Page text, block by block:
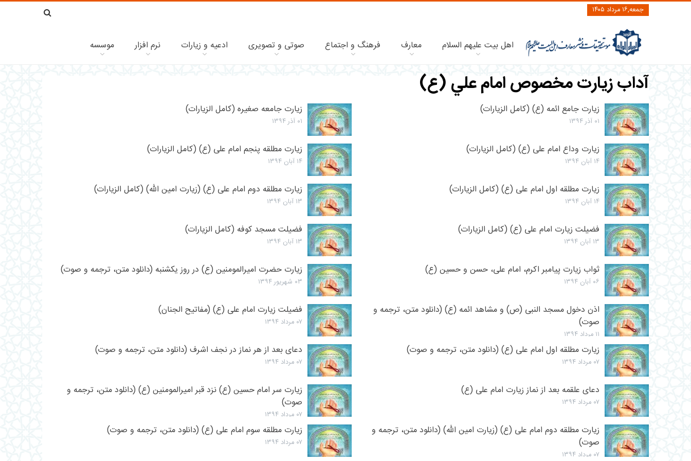
جمعه,۱۶ مرداد ۱۴۰۵
اهل بیت علیهم السلام معارف فرهنگ و اجتماع صوتی و تصویری ادعیه و زیارات نرم افزار موسسه
آداب زيارت مخصوص امام علي (ع)
زیارت جامع ائمه (ع) (کامل الزیارات)
۰۱ آذر ۱۳۹۴
زیارت جامعه صغیره (کامل الزیارات)
۰۱ آذر ۱۳۹۴
زیارت وداع امام علی (ع) (کامل الزیارات)
۱۴ آبان ۱۳۹۴
زیارت مطلقه پنجم امام علی (ع) (کامل الزیارات)
۱۴ آبان ۱۳۹۴
زیارت مطلقه اول امام علی (ع) (کامل الزیارات)
۱۴ آبان ۱۳۹۴
زیارت مطلقه دوم امام علی (ع) (زیارت امین الله) (کامل الزیارات)
۱۳ آبان ۱۳۹۴
فضیلت زیارت امام علی (ع) (کامل الزیارات)
۱۳ آبان ۱۳۹۴
فضیلت مسجد کوفه (کامل الزیارات)
۱۳ آبان ۱۳۹۴
ثواب زیارت پیامبر اکرم، امام علی، حسن و حسین (ع)
۰۶ آبان ۱۳۹۴
زیارت حضرت امیرالمومنین (ع) در روز یکشنبه (دانلود متن، ترجمه و صوت)
۰۳ شهریور ۱۳۹۴
اذن دخول مسجد النبی (ص) و مشاهد ائمه (ع) (دانلود متن، ترجمه و
صوت)
۱۱ مرداد ۱۳۹۴
فضیلت زیارت امام علی (ع) (مفاتیح الجنان)
۰۷ مرداد ۱۳۹۴
زیارت مطلقه اول امام علی (ع) (دانلود متن، ترجمه و صوت)
۰۷ مرداد ۱۳۹۴
دعای بعد از هر نماز در نجف اشرف (دانلود متن، ترجمه و صوت)
۰۷ مرداد ۱۳۹۴
دعای علقمه بعد از نماز زیارت امام علی (ع)
۰۷ مرداد ۱۳۹۴
زیارت سر امام حسین (ع) نزد قبر امیرالمومنین (ع) (دانلود متن، ترجمه و
صوت)
۰۷ مرداد ۱۳۹۴
زیارت مطلقه دوم امام علی (ع) (زیارت امین الله) (دانلود متن، ترجمه و
صوت)
۰۷ مرداد ۱۳۹۴
زیارت مطلقه سوم امام علی (ع) (دانلود متن، ترجمه و صوت)
۰۷ مرداد ۱۳۹۴